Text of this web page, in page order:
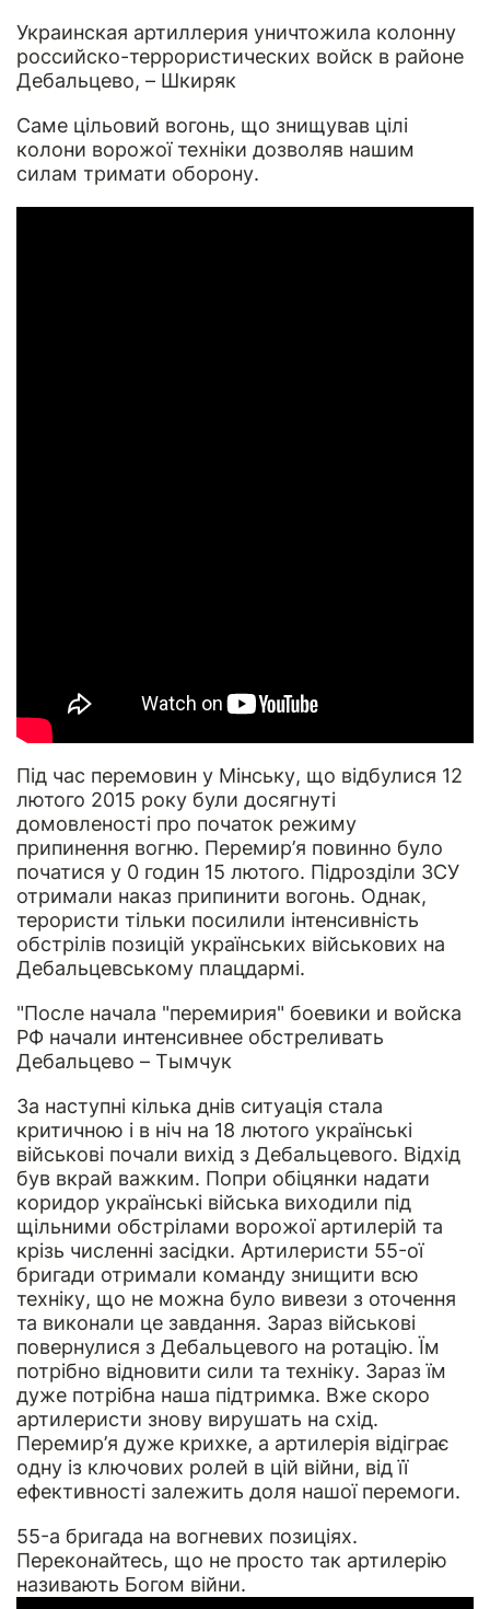
Украинская артиллерия уничтожила колонну
российско-террористических войск в районе
Дебальцево, – Шкиряк
Саме цільовий вогонь, що знищував цілі
колони ворожої техніки дозволяв нашим
силам тримати оборону.
Під час перемовин у Мінську, що відбулися 12
лютого 2015 року були досягнуті
домовленості про початок режиму
припинення вогню. Перемир’я повинно було
початися у 0 годин 15 лютого. Підрозділи ЗСУ
отримали наказ припинити вогонь. Однак,
терористи тільки посилили інтенсивність
обстрілів позицій українських військових на
Дебальцевському плацдармі.
"После начала "перемирия" боевики и войска
РФ начали интенсивнее обстреливать
Дебальцево – Тымчук
За наступні кілька днів ситуація стала
критичною і в ніч на 18 лютого українські
військові почали вихід з Дебальцевого. Відхід
був вкрай важким. Попри обіцянки надати
коридор українські війська виходили під
щільними обстрілами ворожої артилерій та
крізь численні засідки. Артилеристи 55-ої
бригади отримали команду знищити всю
техніку, що не можна було вивези з оточення
та виконали це завдання. Зараз військові
повернулися з Дебальцевого на ротацію. Їм
потрібно відновити сили та техніку. Зараз їм
дуже потрібна наша підтримка. Вже скоро
артилеристи знову вирушать на схід.
Перемир’я дуже крихке, а артилерія відіграє
одну із ключових ролей в цій війни, від її
ефективності залежить доля нашої перемоги.
55-а бригада на вогневих позиціях.
Переконайтесь, що не просто так артилерію
називають Богом війни.